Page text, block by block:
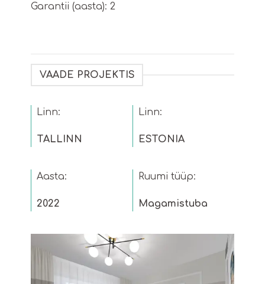
Garantii (aasta): 2
VAADE PROJEKTIS
Linn:
TALLINN
Linn:
ESTONIA
Aasta:
2022
Ruumi tüüp:
Magamistuba